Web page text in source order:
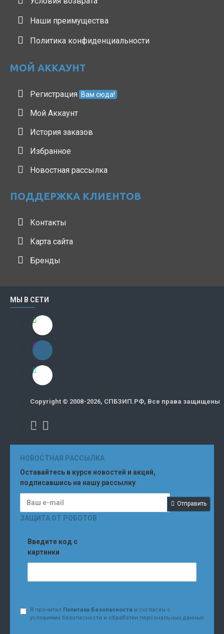
Наши преимущества
Политика конфиденциальности
МОЙ АККАУНТ
Регистрация Вам сюда!
Мой Аккаунт
История заказов
Избранное
Новостная рассылка
ПОДДЕРЖКА КЛИЕНТОВ
Контакты
Карта сайта
Бренды
МЫ В СЕТИ
Copyright © 2008-2026, СПБЗИП.РФ, Все права защищены
НОВОСТНАЯ РАССЫЛКА
Оставайтесь в курсе новостей и акций,
подписавшись на нашу рассылку
Отправить
ЗАЩИТА ОТ РОБОТОВ
Введите код с
картинки
Я прочитал Политика Безопасности и согласен с
условиями безопасности и обработки персональных данных